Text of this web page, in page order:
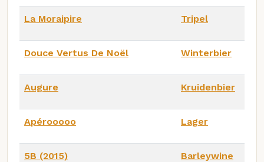
La Moraipire Tripel
Douce Vertus De Noël Winterbier
Augure Kruidenbier
Apérooooo Lager
5B (2015) Barleywine